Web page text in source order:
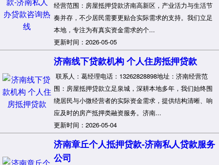
经营范围：房屋抵押贷款济南高新区，产业活力与生活节
奏并存，不少居民需要更贴合实际需求的支持。我们立足
本地，专注为有真实资金需求的个...
更新时间：2026-05-05
济南线下贷款机构 个人住房抵押贷款
联系人：葛经理电话：13262828898地址：济南经营范
围：房屋抵押贷款立足泉城，深耕本地多年，我们始终围
绕居民与小微经营者的实际资金需求，提供结构清晰、响
应及时的房产抵押类融资服务。济南...
更新时间：2026-05-04
济南章丘个人抵押贷款-济南私人贷款服务
公司